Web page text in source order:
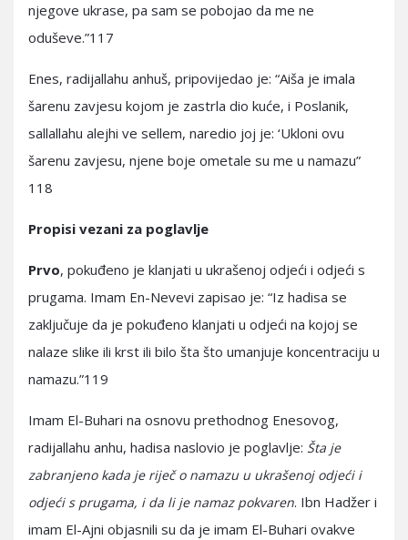
njegove ukrase, pa sam se pobojao da me ne
oduševe.”117
Enes, radijallahu anhuš, pripovijedao je: “Aiša je imala
šarenu zavjesu kojom je zastrla dio kuće, i Poslanik,
sallallahu alejhi ve sellem, naredio joj je: ‘Ukloni ovu
šarenu zavjesu, njene boje ometale su me u namazu”
118
Propisi vezani za poglavlje
Prvo, pokuđeno je klanjati u ukrašenoj odjeći i odjeći s
prugama. Imam En-Nevevi zapisao je: “Iz hadisa se
zaključuje da je pokuđeno klanjati u odjeći na kojoj se
nalaze slike ili krst ili bilo šta što umanjuje koncentraciju u
namazu.”119
Imam El-Buhari na osnovu prethodnog Enesovog,
radijallahu anhu, hadisa naslovio je poglavlje: Šta je
zabranjeno kada je riječ o namazu u ukrašenoj odjeći i
odjeći s prugama, i da li je namaz pokvaren. Ibn Hadžer i
imam El-Ajni objasnili su da je imam El-Buhari ovakve